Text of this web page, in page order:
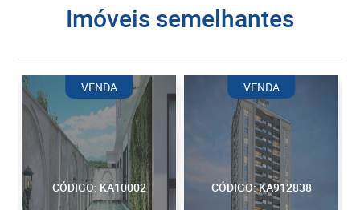
imóveis semelhantes
CÓDIGO: KA10002
VENDA
CÓDIGO: KA912838
VENDA